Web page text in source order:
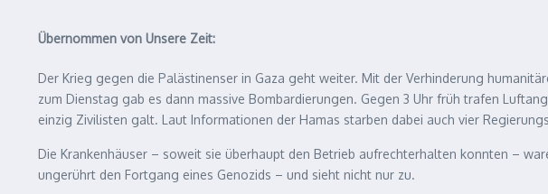
Übernommen von Unsere Zeit:
Der Krieg gegen die Palästinenser in Gaza geht weiter. Mit der Verhinderung
zum Dienstag gab es dann massive Bombardierungen. Gegen 3 Uhr früh trafen
einzig Zivilisten galt. Laut Informationen der Hamas starben dabei auch vier
Die Krankenhäuser – soweit sie überhaupt den Betrieb aufrechterhalten konnten –
ungerührt den Fortgang eines Genozids – und sieht nicht nur zu.